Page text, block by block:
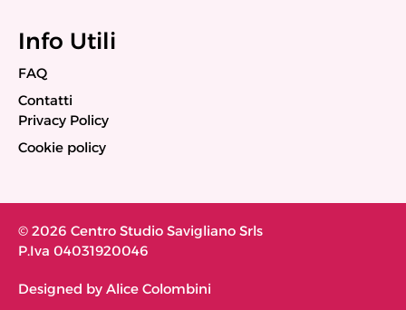
Info Utili
FAQ
Contatti
Privacy Policy
Cookie policy
© 2026 Centro Studio Savigliano Srls
P.Iva 04031920046
Designed by Alice Colombini